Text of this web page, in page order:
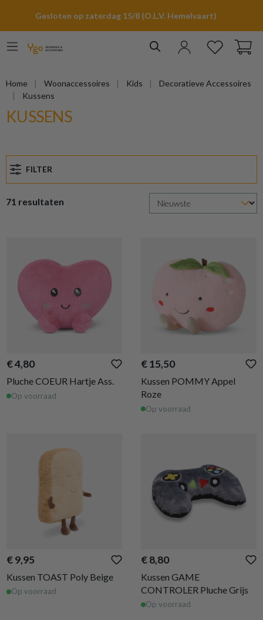
Gesloten op zaterdag 15/8 (O.L.V. Hemelvaart)
Home Woonaccessoires Kids
Decoratieve Accessoires
Kussens
KUSSENS
FILTER
71 resultaten
€ 4,80
Pluche COEUR Hartje Ass.
Op voorraad
€ 15,50
Kussen POMMY Appel
Roze
Op voorraad
€ 9,95
Kussen TOAST Poly Beige
Op voorraad
€ 8,80
Kussen GAME
CONTROLER Pluche Grijs
Op voorraad